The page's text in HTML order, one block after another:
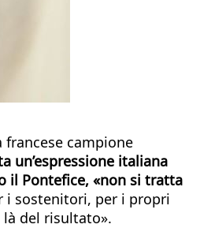
campione
un’espressione italiana
il Pontefice, «non si tratta
i sostenitori, per i propri
del risultato».